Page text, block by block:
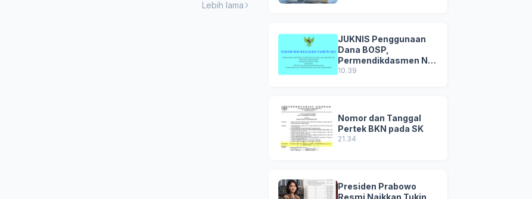
Lebih lama
JUKNIS Penggunaan
Dana BOSP,
Permendikdasmen No
8 Tahun 2025
10.39
Nomor dan Tanggal
Pertek BKN pada SK
21.34
Presiden Prabowo
Resmi Naikkan Tukin